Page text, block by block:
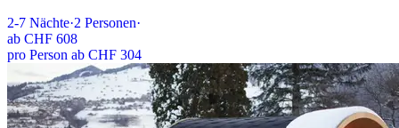
2-7 Nächte·2 Personen·
ab CHF 608
pro Person ab CHF 304